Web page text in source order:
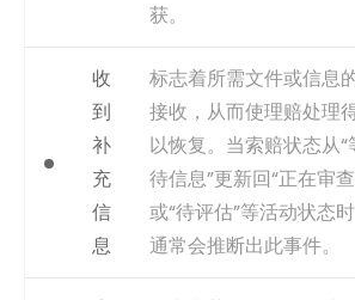
更新”时间戳。
事件类型 inferred
获。
为何重要
这是一个关键
调查完成后评
间，可以作为
指标。
获取方式
很可能根据系
终确定财务准
字段的时间戳
收
到
补
充
信
息
标志着所需文件或信息
接收，从而使理赔处理
以恢复。当索赔状态从“
待信息”更新回“正在审
或“待评估”等活动状态时
通常会推断出此事件。